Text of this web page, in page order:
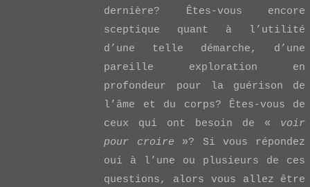
dernière? Êtes-vous encore
sceptique quant à l’utilité
d’une telle démarche, d’une
pareille exploration en
profondeur pour la guérison de
l’âme et du corps? Êtes-vous de
ceux qui ont besoin de « voir
pour croire »? Si vous répondez
oui à l’une ou plusieurs de ces
questions, alors vous allez être